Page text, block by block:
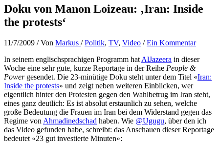
Doku von Manon Loizeau: ‚Iran: Inside
the protests‘
11/7/2009 / Von Markus /Politik, TV, Video /Ein Kommentar
In seinem englischsprachigen Programm hat AlJazeera in dieser
Woche eine sehr gute, kurze Reportage in der Reihe People &
Powergesendet. Die 23-minütige Doku steht unter dem Titel «Iran:
Inside the protests» und zeigt neben weiteren Einblicken, wer
eigentlich hinter den Protesten gegen den Wahlbetrug im Iran steht,
eines ganz deutlich: Es ist absolut erstaunlich zu sehen, welche
große Bedeutung die Frauen im Iran bei dem Widerstand gegen das
Regime von Ahmadinedschad haben. Wie @Ugugu, über den ich
das Video gefunden habe, schreibt: das Anschauen dieser Reportage
bedeutet «23 gut investierte Minuten»: